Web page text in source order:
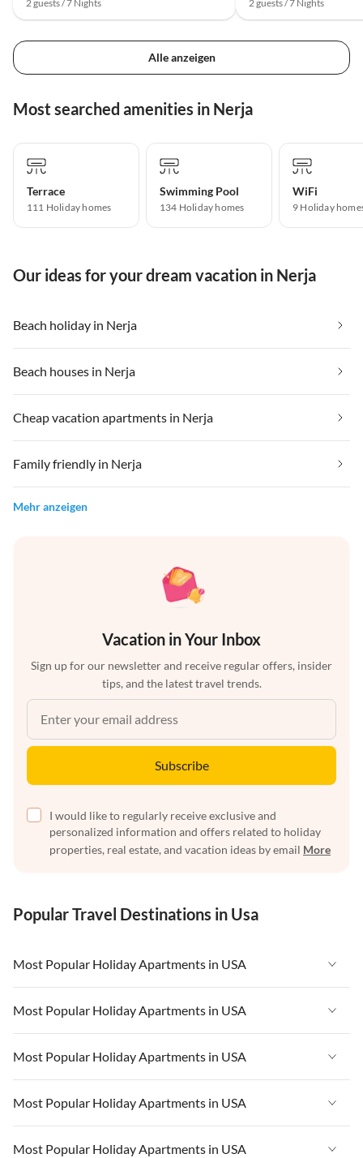
2 guests / 7 Nights 2 guests / 7 Nights
Alle anzeigen
Most searched amenities in Nerja
Terrace
111 Holiday homes
Swimming Pool
134 Holiday homes
WiFi
9 Holiday
Our ideas for your dream vacation in Nerja
Beach holiday in Nerja
Beach houses in Nerja
Cheap vacation apartments in Nerja
Family friendly in Nerja
Mehr anzeigen
Vacation in Your Inbox
Sign up for our newsletter and receive regular offers, insider
tips, and the latest travel trends.
Subscribe
I would like to regularly receive exclusive and
personalized information and offers related to holiday
properties, real estate, and vacation ideas by email More
Popular Travel Destinations in Usa
Most Popular Holiday Apartments in USA
Vacation Apartments in USA
Vacation Apartments in Florida
Vacation Apartments in Cape Coral
Vacation Apartments in California
Vacation Apartments in Hawaii
Most Popular Holiday Apartments in USA
Vacation Apartments in USA
Vacation Apartments in Florida
Vacation Apartments in Cape Coral
Most Popular Holiday Apartments in USA
Vacation Apartments in USA
Vacation Apartments in Florida
Most Popular Holiday Apartments in USA
Vacation Apartments in USA
Most Popular Holiday Apartments in USA